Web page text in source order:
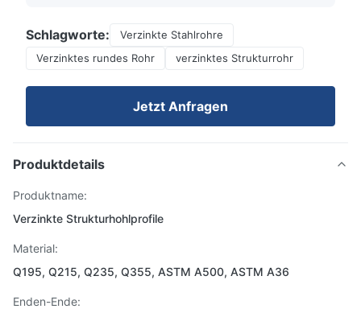
Schlagworte:
Verzinkte Stahlrohre
Verzinktes rundes Rohr
verzinktes Strukturrohr
Jetzt Anfragen
Produktdetails
Produktname:
Verzinkte Strukturhohlprofile
Material:
Q195, Q215, Q235, Q355, ASTM A500, ASTM A36
Enden-Ende: